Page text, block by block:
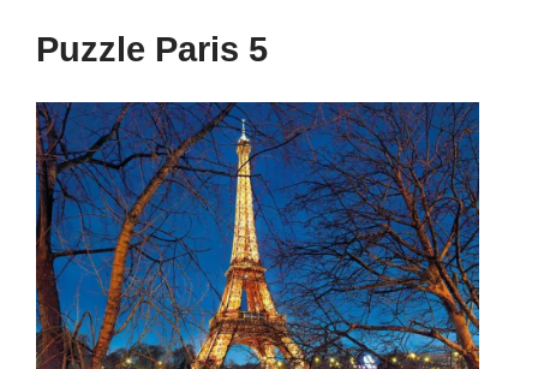
Puzzle Paris 5